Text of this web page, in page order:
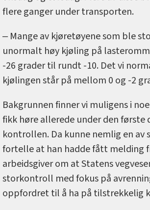
flere ganger under transporten.
‒ Mange av kjøretøyene som ble
unormalt høy kjøling på
-26 grader til rundt -10. Det vi
kjølingen står på mellom 0 og -2
Bakgrunnen finner vi muligens i
fikk høre allerede under den første
kontrollen. Da kunne nemlig en av
fortelle at han hadde fått melding
arbeidsgiver om at Statens
storkontroll med fokus på
oppfordret til å ha på tilstrekkelig